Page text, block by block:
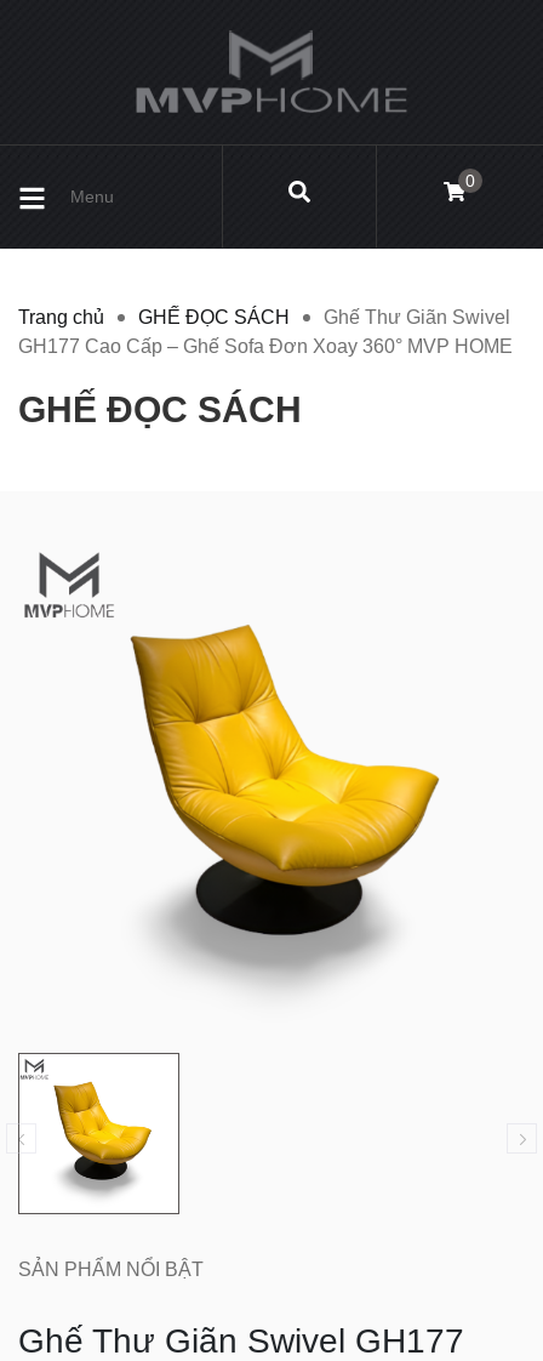
Menu
0
Trang chủ GHẾ ĐỌC SÁCH
Ghế Thư Giãn Swivel
GH177 Cao Cấp – Ghế Sofa Đơn Xoay 360° MVP HOME
GHẾ ĐỌC SÁCH
SẢN PHẨM NỔI BẬT
Ghế Thư Giãn Swivel GH177